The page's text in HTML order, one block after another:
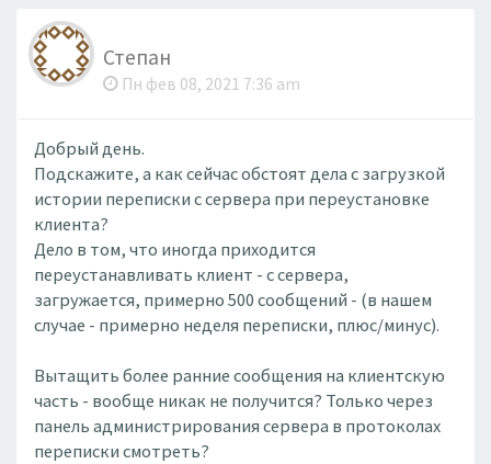
Степан
Пн фев 08, 2021 7:36 am
Добрый день.
Подскажите, а как сейчас обстоят дела с загрузкой
истории переписки с сервера при переустановке
клиента?
Дело в том, что иногда приходится
переустанавливать клиент - с сервера,
загружается, примерно 500 сообщений - (в нашем
случае - примерно неделя переписки, плюс/минус).
Вытащить более ранние сообщения на клиентскую
часть - вообще никак не получится? Только через
панель администрирования сервера в протоколах
переписки смотреть?